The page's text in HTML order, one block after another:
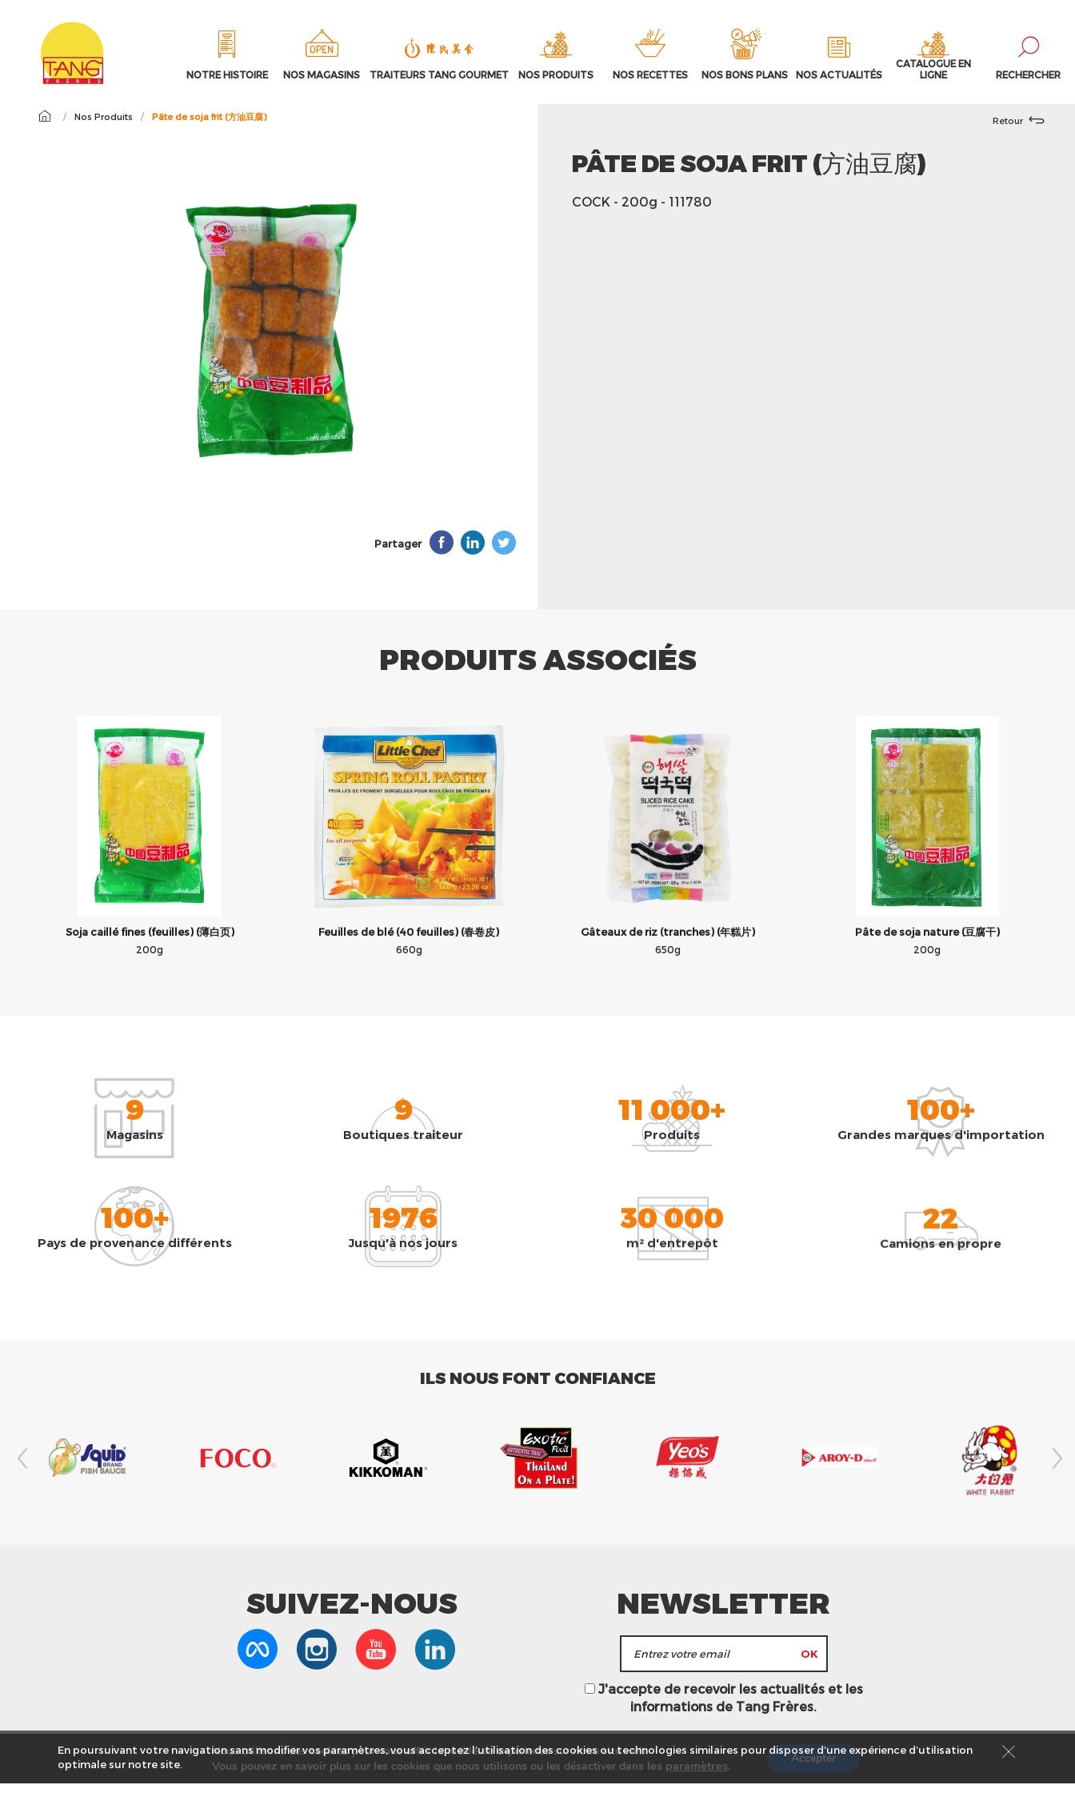
NOTRE HISTOIRE NOS MAGASINS TRAITEURS TANG GOURMET NOS PRODUITS NOS RECETTES NOS BONS PLANS NOS ACTUALITÉS
CATALOGUE EN
LIGNE
RECHERCHER
/ Nos Produits / Pâte de soja frit (方油豆腐)
Partager
Retour
PÂTE DE SOJA FRIT (方油豆腐)
COCK - 200g - 111780
PRODUITS ASSOCIÉS
Soja caillé fines (feuilles) (薄白页)
200g
Feuilles de blé (40 feuilles) (春卷皮)
660g
Gâteaux de riz (tranches) (年糕片)
650g
Pâte de soja nature (豆腐干)
200g
9
Magasins
9
Boutiques traiteur
11 000+
Produits
100+
Grandes marques d'importation
100+
Pays de provenance différents
1976
Jusqu'à nos jours
30 000
m² d'entrepôt
22
Camions en propre
ILS NOUS FONT CONFIANCE
SUIVEZ-NOUS NEWSLETTER
J'accepte de recevoir les actualités et les
informations de Tang Frères.
Nos Magasins Service commercial Recrutement Plan du site
Mentions légales
En poursuivant votre navigation sans modifier vos paramètres, vous acceptez l’utilisation des cookies ou technologies similaires pour disposer d’une expérience d’utilisation
optimale sur notre site.
Nous utilisons des cookies pour vous offrir la meilleure expérience sur notre site web.
Vous pouvez en savoir plus sur les cookies que nous utilisons ou les désactiver dans les paramètres. Accepter